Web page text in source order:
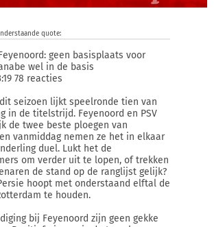
quote:
geen basisplaats voor
wel in de basis
78 reacties
seizoen lijkt speelronde tien van
in de titelstrijd. Feyenoord en PSV
de twee beste ploegen van
vanmiddag nemen ze het in elkaar
duel. Lukt het de
om verder uit te lopen, of trekken
de stand op de ranglijst gelijk?
hoopt met onderstaand elftal de
te houden.
bij Feyenoord zijn geen gekke